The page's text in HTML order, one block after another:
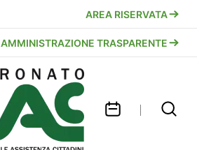
AREA RISERVATA
AMMINISTRAZIONE TRASPARENTE